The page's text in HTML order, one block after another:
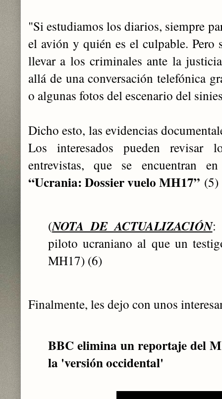
"Si estudiamos los diarios, siempre
el avión y quién es el culpable. Pero
llevar a los criminales ante la
allá de una conversación telefónica
o algunas fotos del escenario del
Dicho esto, las evidencias
Los interesados pueden revisar
entrevistas, que se encuentran
“Ucrania: Dossier vuelo MH17” (5)
(NOTA DE ACTUALIZACIÓN:
piloto ucraniano al que un
MH17) (6)
Finalmente, les dejo con unos
BBC elimina un reportaje del
la 'versión occidental'